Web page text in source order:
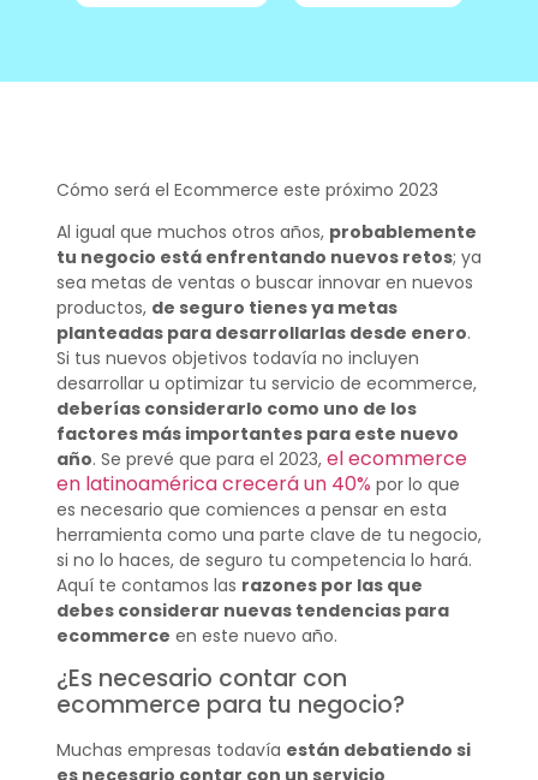
Cómo será el Ecommerce este próximo 2023
Al igual que muchos otros años, probablemente
tu negocio está enfrentando nuevos retos; ya
sea metas de ventas o buscar innovar en nuevos
productos, de seguro tienes ya metas
planteadas para desarrollarlas desde enero.
Si tus nuevos objetivos todavía no incluyen
desarrollar u optimizar tu servicio de ecommerce,
deberías considerarlo como uno de los
factores más importantes para este nuevo
año. Se prevé que para el 2023, el ecommerce
en latinoamérica crecerá un 40% por lo que
es necesario que comiences a pensar en esta
herramienta como una parte clave de tu negocio,
si no lo haces, de seguro tu competencia lo hará.
Aquí te contamos las razones por las que
debes considerar nuevas tendencias para
ecommerce en este nuevo año.
¿Es necesario contar con
ecommerce para tu negocio?
Muchas empresas todavía están debatiendo si